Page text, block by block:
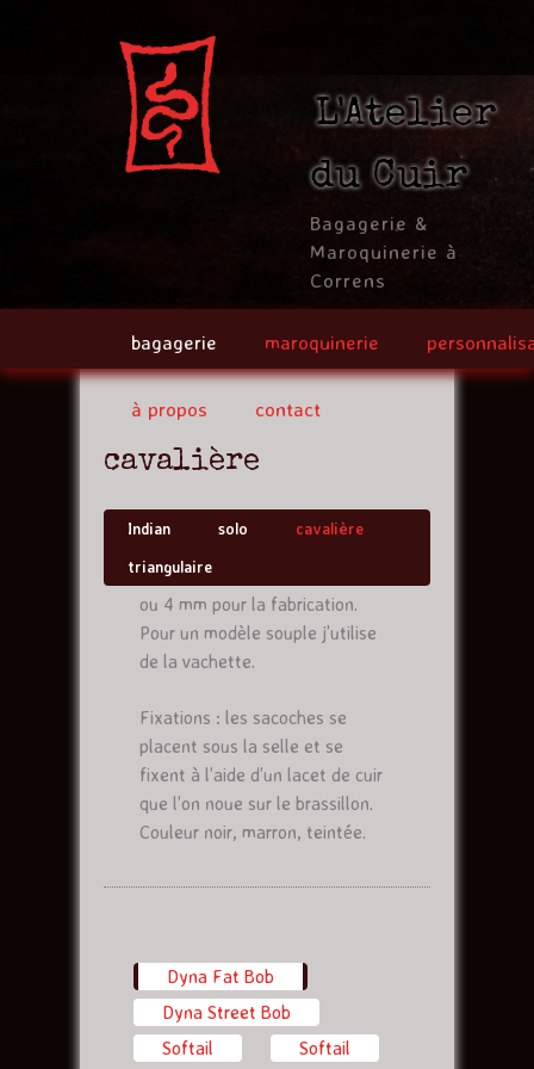
L'Atelier
du Cuir
Bagagerie &
Maroquinerie à
Correns
bagagerie maroquinerie
à propos contact
cavalière
Indian solo
cavalière
triangulaire
On retrouve le collet de 3,5 mm
ou 4 mm pour la fabrication.
Pour un modèle souple j’utilise
de la vachette.
Fixations : les sacoches se
placent sous la selle et se
fixent à l’aide d’un lacet de cuir
que l’on noue sur le brassillon.
Couleur noir, marron, teintée.
Dyna Fat Bob
Dyna Street Bob
Softail
Softail